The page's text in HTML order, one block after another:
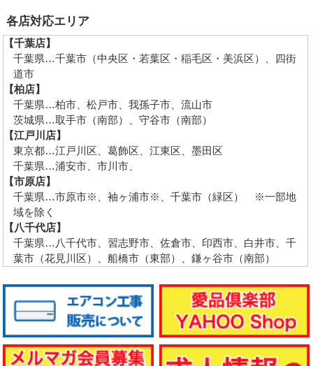
各店対応エリア
【千葉店】
千葉県…千葉市（中央区・若葉区・稲毛区・美浜区）、四街
道市
【柏店】
千葉県…柏市、松戸市、我孫子市、流山市
茨城県…取手市（南部）、守谷市（南部）
【江戸川店】
東京都…江戸川区、葛飾区、江東区、墨田区
千葉県…浦安市、市川市、
【市原店】
千葉県…市原市※、袖ヶ浦市※、千葉市（緑区） ※一部地
域を除く
【八千代店】
千葉県…八千代市、習志野市、佐倉市、印西市、白井市、千
葉市（花見川区）、船橋市（東部）、鎌ヶ谷市（南部）